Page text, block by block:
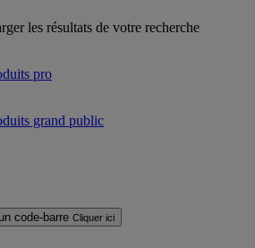
les résultats de votre recherche
pro
grand public
code-barre Cliquer ici